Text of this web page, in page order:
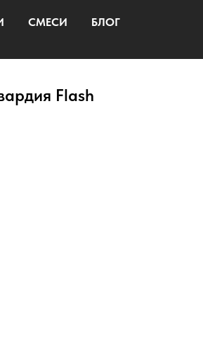
СМЕСИ
БЛОГ
Flash